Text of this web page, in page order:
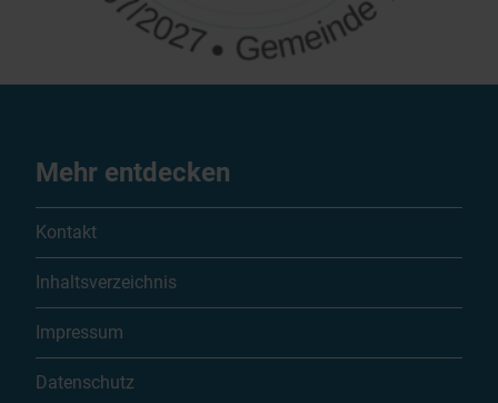
Mehr entdecken
Kontakt
Inhaltsverzeichnis
Impressum
Datenschutz